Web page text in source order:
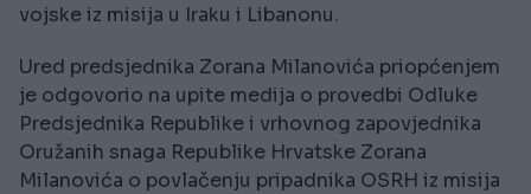
vojske iz misija u Iraku i Libanonu.
Ured predsjednika Zorana Milanovića priopćenjem
je odgovorio na upite medija o provedbi Odluke
Predsjednika Republike i vrhovnog zapovjednika
Oružanih snaga Republike Hrvatske Zorana
Milanovića o povlačenju pripadnika OSRH iz misija